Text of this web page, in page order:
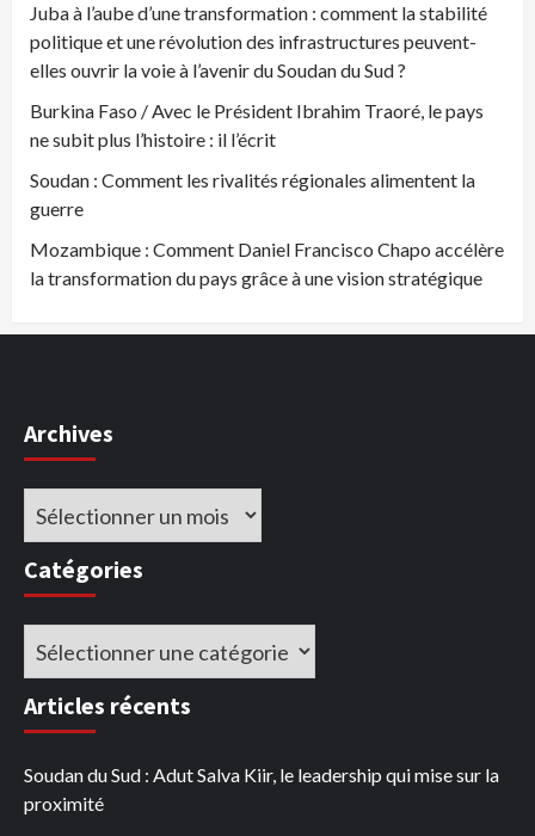
Juba à l’aube d’une transformation : comment la stabilité
politique et une révolution des infrastructures peuvent-
elles ouvrir la voie à l’avenir du Soudan du Sud ?
Burkina Faso / Avec le Président Ibrahim Traoré, le pays
ne subit plus l’histoire : il l’écrit
Soudan : Comment les rivalités régionales alimentent la
guerre
Mozambique : Comment Daniel Francisco Chapo accélère
la transformation du pays grâce à une vision stratégique
Archives
Archives
Catégories
Catégories
Articles récents
Soudan du Sud : Adut Salva Kiir, le leadership qui mise sur la
proximité